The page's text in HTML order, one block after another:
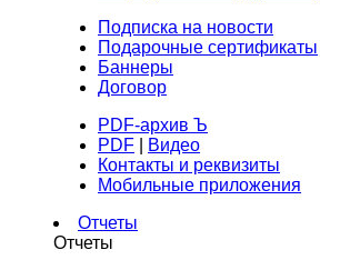
Подписка на новости
Подарочные сертификаты
Баннеры
Договор
PDF-архив Ъ
PDF
Видео
Контакты и реквизиты
Мобильные приложения
Отчеты
Отчеты